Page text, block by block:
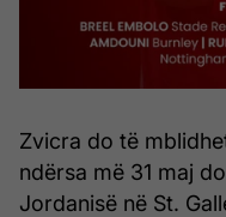
Zvicra do të
ndërsa më 31 maj
Jordanisë në St.